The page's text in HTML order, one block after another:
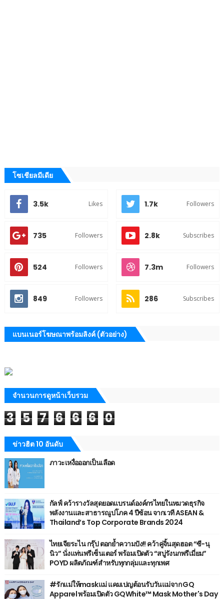
โซเชียลมีเดีย
3.5k Likes 1.7k Followers
735 Followers 2.8k Subscribes
524 Followers 7.3m Followers
849 Followers 286 Subscribes
แบนเนอร์โฆษณาพร้อมลิงค์ (ตัวอย่าง)
จำนวนการดูหน้าเว็บรวม
3 5 7 6 6 6 0
ข่าวฮิต 10 อันดับ
ภาวะเหงื่อออกเป็นเลือด
กัลฟ์ คว้ารางวัลสุดยอดแบรนด์องค์กรไทยในหมวดธุรกิจ
พลังงานและสาธารณูปโภค 4 ปีซ้อน จากเวที ASEAN &
Thailand’s Top Corporate Brands 2024
ไทยเจียระไน กรุ๊ป ตอกย้ำความปัง!! คว้าคู่จิ้นสุดฮอต “ซี-นุ
นิว” นั่งแท่นพรีเซ็นเตอร์ พร้อมเปิดตัว “สบู่รังนกพรีเมี่ยม”
POYD ผลิตภัณฑ์สำหรับทุกกลุ่มและทุกเพศ
#รักแม่ให้maskแม่ แคมเปญต้อนรับวันแม่จาก GQ
Apparel พร้อมเปิดตัว GQWhite™ Mask Mother's Day